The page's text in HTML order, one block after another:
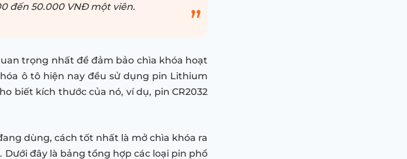
đến 50.000 VNĐ một viên.
trọng nhất để đảm bảo chìa khóa hoạt
ô tô hiện nay đều sử dụng pin Lithium
biết kích thước của nó, ví dụ, pin CR2032
dùng, cách tốt nhất là mở chìa khóa ra
đây là bảng tổng hợp các loại pin phổ